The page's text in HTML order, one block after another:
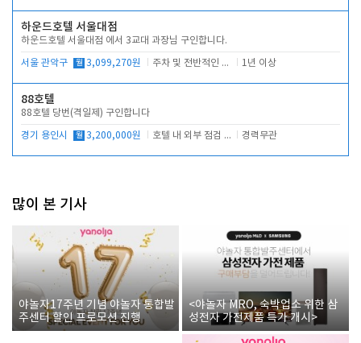
하운드호텔 서울대점
하운드호텔 서울대점 에서 3교대 과장님 구인합니다.
서울 관악구 월 3,099,270원 주차 및 전반적인 당번업무 1년 이상
88호텔
88호텔 당번(격일제) 구인합니다
경기 용인시 월 3,200,000원 호텔 내 외부 점검 및 프런트 운영 경력무관
많이 본 기사
야놀자17주년 기념 야놀자 통합발
주센터 할인 프로모션 진행
<야놀자 MRO, 숙박업소 위한 삼
성전자 가전제품 특가 개시>